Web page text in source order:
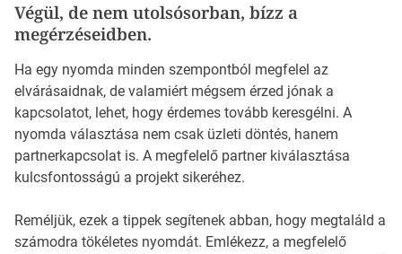
Végül, de nem utolsósorban, bízz a
megérzéseidben.
Ha egy nyomda minden szempontból megfelel az
elvárásaidnak, de valamiért mégsem érzed jónak a
kapcsolatot, lehet, hogy érdemes tovább keresgélni. A
nyomda választása nem csak üzleti döntés, hanem
partnerkapcsolat is. A megfelelő partner kiválasztása
kulcsfontosságú a projekt sikeréhez.
Reméljük, ezek a tippek segítenek abban, hogy megtaláld a
számodra tökéletes nyomdát. Emlékezz, a megfelelő